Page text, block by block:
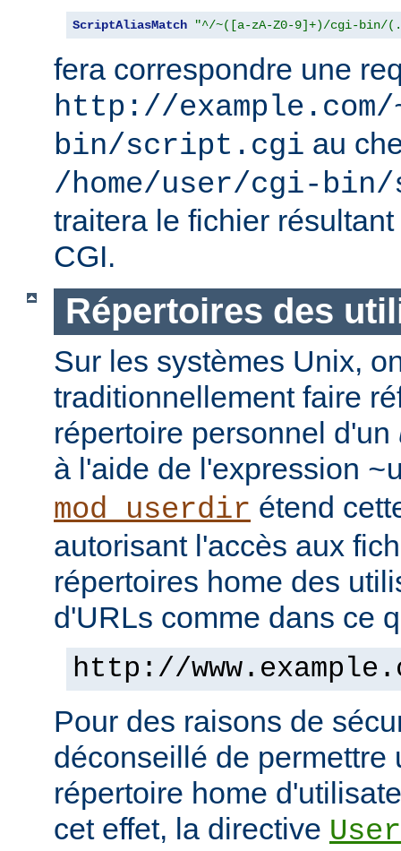
ScriptAliasMatch "^/~([a-zA-Z0-9]+)/cgi-bin/
fera correspondre une
http://
bin/script.cgi au
/home/user/cgi-
traitera le fichier
CGI.
Répertoires des
Sur les systèmes Unix,
traditionnellement faire
répertoire personnel d'un
à l'aide de l'expression
mod_userdir étend
autorisant l'accès aux
répertoires home des
d'URLs comme dans ce
http://
Pour des raisons de
déconseillé de permettre
répertoire home
cet effet, la directive